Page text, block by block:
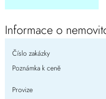
Informace o
Číslo zakázky
Poznámka k ceně
Provize